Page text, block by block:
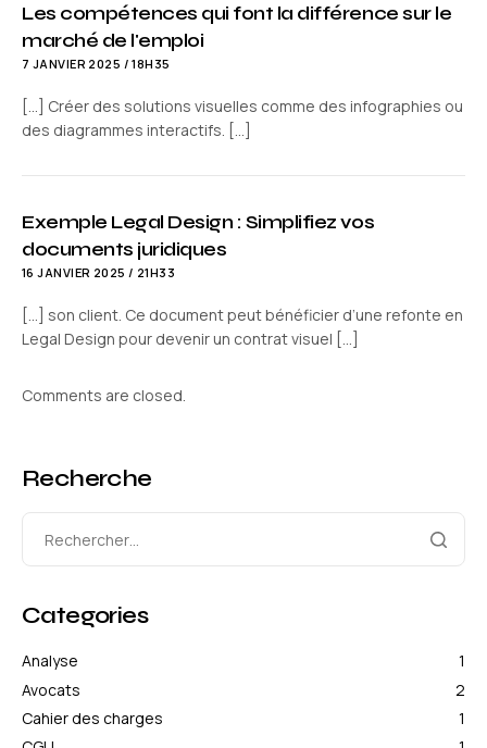
Les compétences qui font la différence sur le
marché de l'emploi
7 JANVIER 2025 / 18H35
[…] Créer des solutions visuelles comme des infographies ou
des diagrammes interactifs. […]
Exemple Legal Design : Simplifiez vos
documents juridiques
16 JANVIER 2025 / 21H33
[…] son client. Ce document peut bénéficier d’une refonte en
Legal Design pour devenir un contrat visuel […]
Comments are closed.
Recherche
Categories
Analyse
1
Avocats
2
Cahier des charges
1